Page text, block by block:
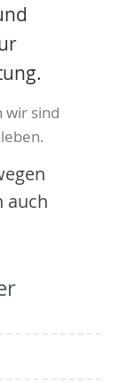
wir sind
auch